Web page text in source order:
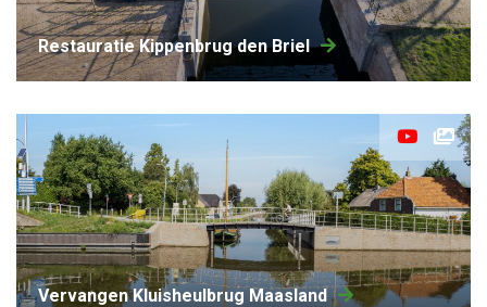
restauratie Kippenbrug den Briel
vervangen Kluisheulbrug Maasland